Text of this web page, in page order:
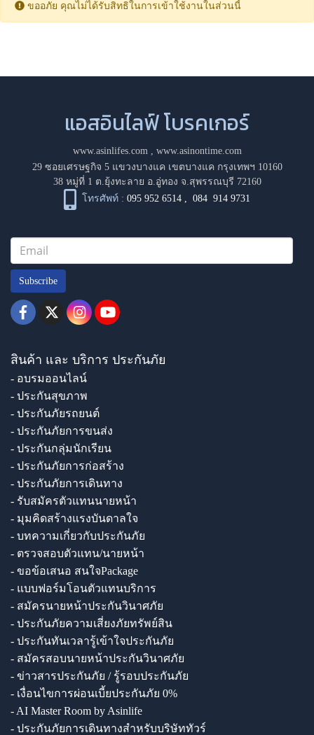
ขออภัย คุณไม่ได้รับสิทธิในการเข้าใช้งานในส่วนนี้
แอสอินไลฟ์ โบรคเกอร์
www.asinlifes.com, www.asinontime.com
29 ซอยเศรษฐกิจ 5 แขวงบางแค เขตบางแค กรุงเทพฯ 10160
38 หมู่ที่ 1 ต.ยุ้งทะลาย อ.อู่ทอง จ.สุพรรณบุรี 72160
โทรศัพท์ : 095 952 6514 ,084 914 9731
Subscribe
สินค้า และ บริการ ประกันภัย
- อบรมออนไลน์
- ประกันสุขภาพ
- ประกันภัยรถยนต์
- ประกันภัยการขนส่ง
- ประกันกลุ่มนักเรียน
- ประกันภัยการก่อสร้าง
- ประกันภัยการเดินทาง
- รับสมัครตัวแทนนายหน้า
- มุมคิดสร้างแรงบันดาลใจ
- บทความเกี่ยวกับประกันภัย
- ตรวจสอบตัวแทน/นายหน้า
- ขอข้อเสนอ สนใจPackage
- แบบฟอร์มโอนตัวแทนบริการ
- สมัครนายหน้าประกันวินาศภัย
- ประกันภัยความเสี่ยงภัยทรัพย์สิน
- ประกันทันเวลารู้เข้าใจประกันภัย
- สมัครสอบนายหน้าประกันวินาศภัย
- ข่าวสารประกันภัย / รู้รอบประกันภัย
- เงื่อนไขการผ่อนเบี้ยประกันภัย 0%
- AI Master Room by Asinlife
- ประกันภัยการเดินทางสำหรับบริษัททัวร์